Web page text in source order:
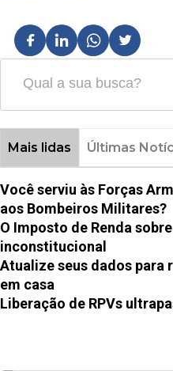
Mais lidas Últimas
Você serviu às Forças
aos Bombeiros Militares?
O Imposto de Renda
inconstitucional
Atualize seus dados para
em casa
Liberação de RPVs